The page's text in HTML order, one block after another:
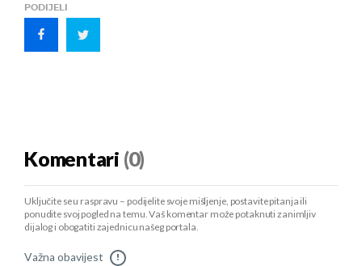
PODIJELI
Komentari (0)
Uključite se u raspravu – podijelite svoje mišljenje, postavite pitanja ili
ponudite svoj pogled na temu. Vaš komentar može potaknuti zanimljiv
dijalog i obogatiti zajednicu našeg portala.
Važna obavijest !